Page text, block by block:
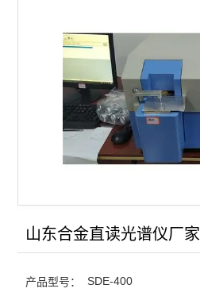
山东合金直读光谱仪厂家
产品型号： SDE-400